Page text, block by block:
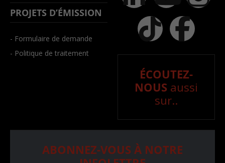
PROJETS D’ÉMISSION
- Formulaire de demande
- Politique de traitement
ÉCOUTEZ-
NOUS aussi
sur..
ABONNEZ-VOUS À NOTRE